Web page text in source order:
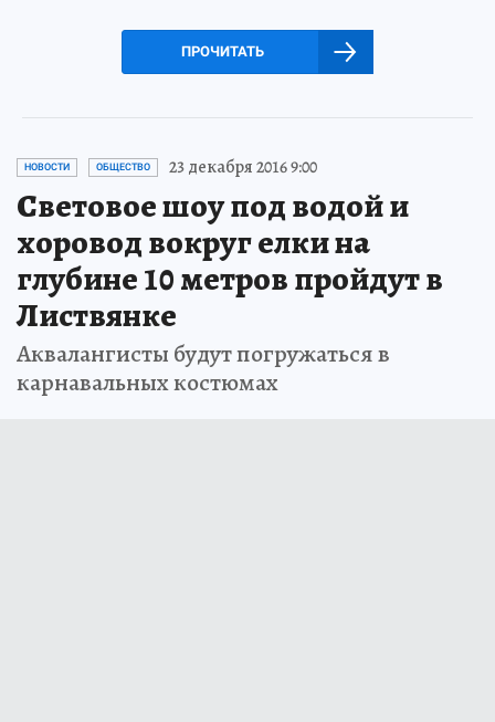
ПРОЧИТАТЬ
НОВОСТИ ОБЩЕСТВО 23 декабря 2016 9:00
Световое шоу под водой и
хоровод вокруг елки на
глубине 10 метров пройдут в
Листвянке
Аквалангисты будут погружаться в
карнавальных костюмах